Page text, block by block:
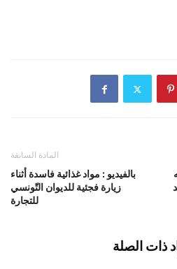
المادة السابقة
بالفيديو : مواد غذائية فاسدة أثناء
زيارة فجئية للديوان التّونسي
للتجارة
ذات الصلة